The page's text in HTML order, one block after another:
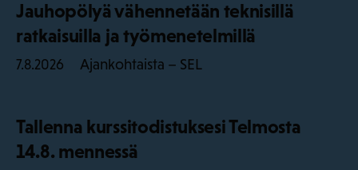
Jauhopölyä vähennetään teknisillä
ratkaisuilla ja työmenetelmillä
7.8.2026 Ajankohtaista – SEL
Tallenna kurssitodistuksesi Telmosta
14.8. mennessä